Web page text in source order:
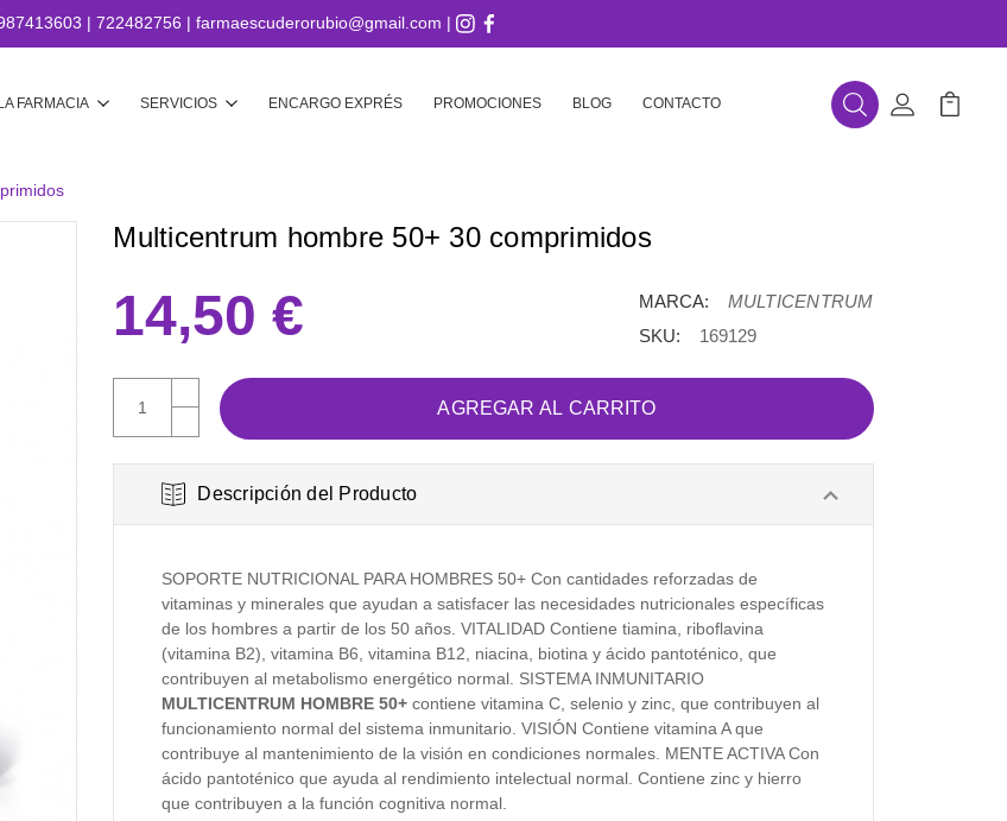
| 722482756 | farmaescuderorubio@gmail.com |
LA FARMACIA SERVICIOS ENCARGO EXPRÉS PROMOCIONES BLOG CONTACTO BuscarMi Cuenta
Mi
Multicentrum hombre 50+ 30 comprimidos
14,50 €
AUMENTAR
CANTIDAD:
DISMINUIR
CANTIDAD:
MARCA:
MULTICENTRUM
SKU:
169129
Descripción del Producto
SOPORTE NUTRICIONAL PARA HOMBRES 50+ Con cantidades reforzadas de
vitaminas y minerales que ayudan a satisfacer las necesidades nutricionales específicas
de los hombres a partir de los 50 años. VITALIDAD Contiene tiamina, riboflavina
(vitamina B2), vitamina B6, vitamina B12, niacina, biotina y ácido pantoténico, que
contribuyen al metabolismo energético normal. SISTEMA INMUNITARIO
MULTICENTRUM HOMBRE 50+ contiene vitamina C, selenio y zinc, que contribuyen al
funcionamiento normal del sistema inmunitario. VISIÓN Contiene vitamina A que
contribuye al mantenimiento de la visión en condiciones normales. MENTE ACTIVA Con
ácido pantoténico que ayuda al rendimiento intelectual normal. Contiene zinc y hierro
que contribuyen a la función cognitiva normal.